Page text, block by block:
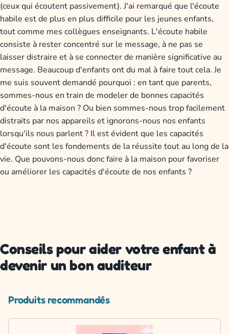
(ceux qui écoutent passivement). J'ai remarqué que l'écoute
habile est de plus en plus difficile pour les jeunes enfants,
tout comme mes collègues enseignants. L'écoute habile
consiste à rester concentré sur le message, à ne pas se
laisser distraire et à se connecter de manière significative au
message. Beaucoup d'enfants ont du mal à faire tout cela. Je
me suis souvent demandé pourquoi : en tant que parents,
sommes-nous en train de modeler de bonnes capacités
d'écoute à la maison ? Ou bien sommes-nous trop facilement
distraits par nos appareils et ignorons-nous nos enfants
lorsqu'ils nous parlent ? Il est évident que les capacités
d'écoute sont les fondements de la réussite tout au long de la
vie. Que pouvons-nous donc faire à la maison pour favoriser
ou améliorer les capacités d'écoute de nos enfants ?
Conseils pour aider votre enfant à
devenir un bon auditeur
Produits recommandés